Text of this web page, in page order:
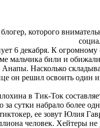
которого
6 декабря. К
мальчика били и
Насколько
он решил освоить один
в Тик-Ток
за сутки набрало более
ее зовут Юлия
человек. Хейтеры